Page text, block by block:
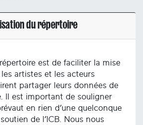
du répertoire
est de faciliter la mise
artistes et les acteurs
partager leurs données de
Il est important de souligner
en rien d’une quelconque
de l’ICB. Nous nous